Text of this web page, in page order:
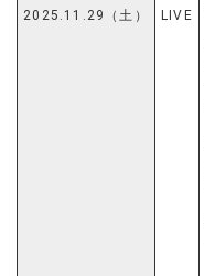
2025.11.29（土） LIVE